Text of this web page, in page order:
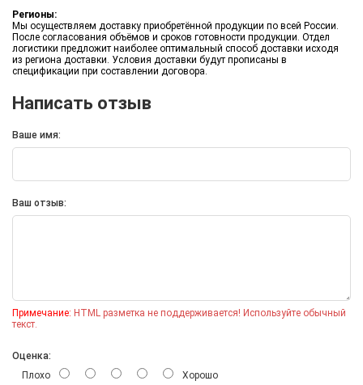
Регионы:
Мы осуществляем доставку приобретённой продукции по всей России.
После согласования объёмов и сроков готовности продукции. Отдел
логистики предложит наиболее оптимальный способ доставки исходя
из региона доставки. Условия доставки будут прописаны в
спецификации при составлении договора.
Написать отзыв
Ваше имя:
Ваш отзыв:
Примечание: HTML разметка не поддерживается! Используйте обычный
текст.
Оценка:
Плохо
Хорошо